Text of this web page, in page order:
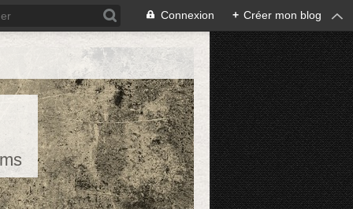
Connexion + Créer mon blog